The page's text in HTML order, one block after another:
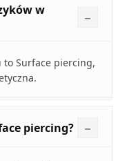
w
to Surface piercing,
piercing?